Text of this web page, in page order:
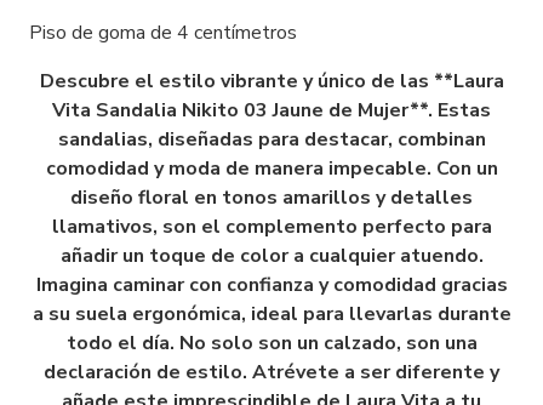
Piso de goma de 4 centímetros
Descubre el estilo vibrante y único de las **Laura
Vita Sandalia Nikito 03 Jaune de Mujer**. Estas
sandalias, diseñadas para destacar, combinan
comodidad y moda de manera impecable. Con un
diseño floral en tonos amarillos y detalles
llamativos, son el complemento perfecto para
añadir un toque de color a cualquier atuendo.
Imagina caminar con confianza y comodidad gracias
a su suela ergonómica, ideal para llevarlas durante
todo el día. No solo son un calzado, son una
declaración de estilo. Atrévete a ser diferente y